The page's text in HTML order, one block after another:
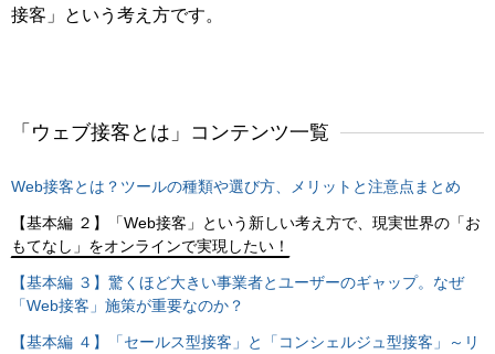
接客」という考え方です。
「ウェブ接客とは」コンテンツ一覧
Web接客とは？ツールの種類や選び方、メリットと注意点まとめ
【基本編 ２】「Web接客」という新しい考え方で、現実世界の「お
もてなし」をオンラインで実現したい！
【基本編 ３】驚くほど大きい事業者とユーザーのギャップ。なぜ
「Web接客」施策が重要なのか？
【基本編 ４】「セールス型接客」と「コンシェルジュ型接客」～リ